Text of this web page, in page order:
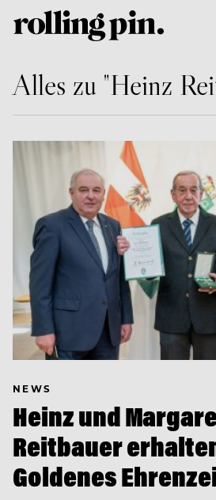
Alles zu "Heinz
NEWS
Heinz und
Reitbauer
Goldenes